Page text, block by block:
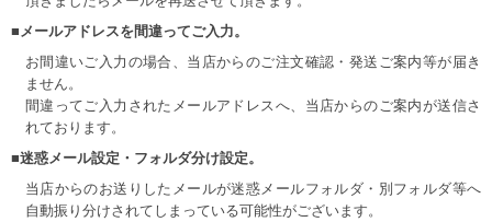
■メールアドレスを間違ってご入力。
お間違いご入力の場合、当店からのご注文確認・発送ご案内等が届き
ません。
間違ってご入力されたメールアドレスへ、当店からのご案内が送信さ
れております。
■迷惑メール設定・フォルダ分け設定。
当店からのお送りしたメールが迷惑メールフォルダ・別フォルダ等へ
自動振り分けされてしまっている可能性がございます。